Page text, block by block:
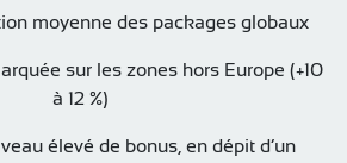
moyenne des packages globaux
sur les zones hors Europe (+10
à 12 %)
élevé de bonus, en dépit d’un